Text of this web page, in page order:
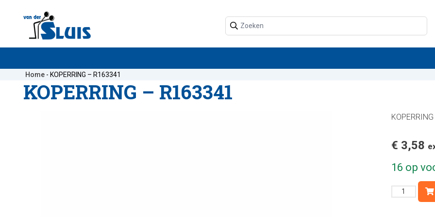
Home - KOPERRING – R163341
KOPERRING – R163341
€ 3,58
16 op